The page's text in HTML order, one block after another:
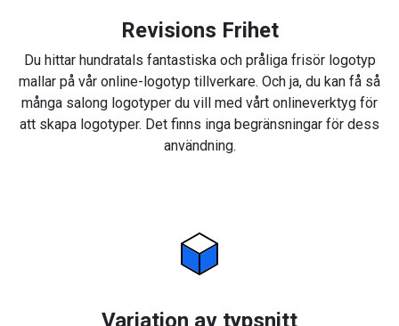
Revisions Frihet
Du hittar hundratals fantastiska och pråliga frisör logotyp
mallar på vår online-logotyp tillverkare. Och ja, du kan få så
många salong logotyper du vill med vårt onlineverktyg för
att skapa logotyper. Det finns inga begränsningar för dess
användning.
Variation av typsnitt